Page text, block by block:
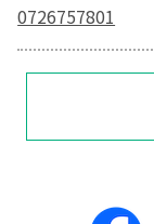
0726757801